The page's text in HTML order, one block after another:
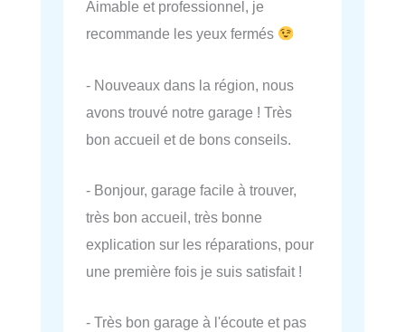
Aimable et professionnel, je
recommande les yeux fermés
- Nouveaux dans la région, nous
avons trouvé notre garage ! Très
bon accueil et de bons conseils.
- Bonjour, garage facile à trouver,
très bon accueil, très bonne
explication sur les réparations, pour
une première fois je suis satisfait !
- Très bon garage à l'écoute et pas